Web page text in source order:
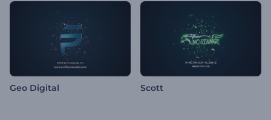
Geo Digital Scott